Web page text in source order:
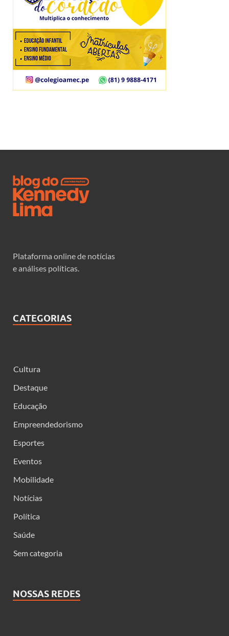
Plataforma online de notícias
e análises políticas.
CATEGORIAS
Cultura
Destaque
Educação
Empreendedorismo
Esportes
Eventos
Mobilidade
Notícias
Política
Saúde
Sem categoria
NOSSAS REDES